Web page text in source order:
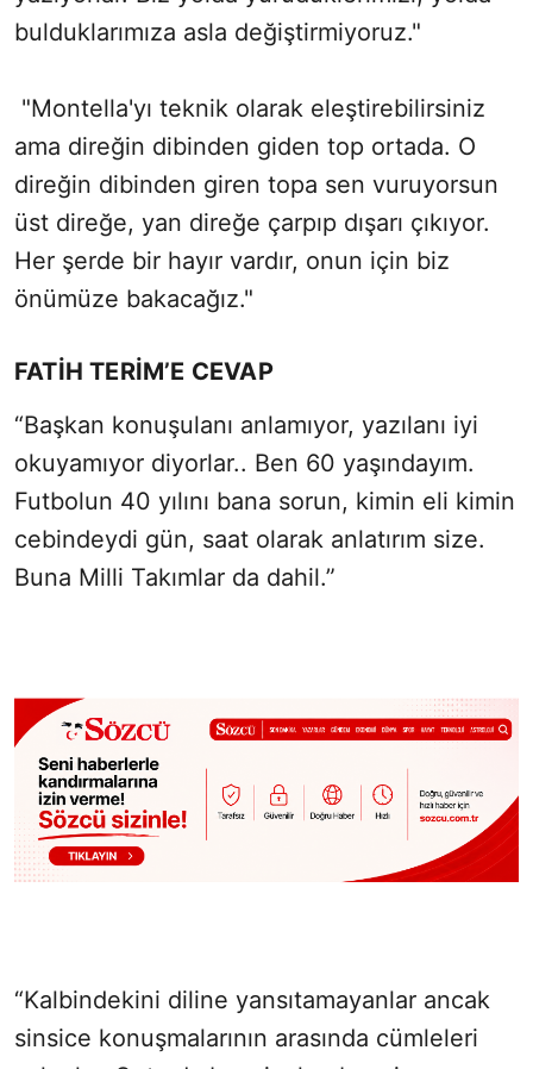
bulduklarımıza asla değiştirmiyoruz."
"Montella'yı teknik olarak eleştirebilirsiniz
ama direğin dibinden giden top ortada. O
direğin dibinden giren topa sen vuruyorsun
üst direğe, yan direğe çarpıp dışarı çıkıyor.
Her şerde bir hayır vardır, onun için biz
önümüze bakacağız."
FATİH TERİM’E CEVAP
“Başkan konuşulanı anlamıyor, yazılanı iyi
okuyamıyor diyorlar.. Ben 60 yaşındayım.
Futbolun 40 yılını bana sorun, kimin eli kimin
cebindeydi gün, saat olarak anlatırım size.
Buna Milli Takımlar da dahil.”
“Kalbindekini diline yansıtamayanlar ancak
sinsice konuşmalarının arasında cümleleri